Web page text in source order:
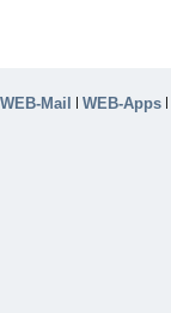
WEB-Mail | WEB-Apps |